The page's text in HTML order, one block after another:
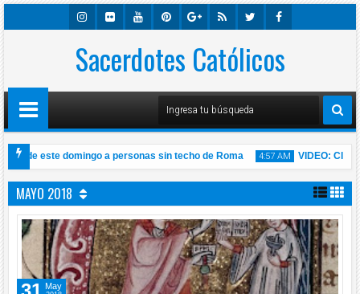
Gra R Be Est E-
Plus
R Ook
Sacerdotes Católicos
de este domingo a personas sin techo de Roma 4:57 AM
14 Nov
2020
VIDEO: Click To
Sábado 14 de Noviembre de 2020 l Padre Carlos Yepes
MAYO 2018
May